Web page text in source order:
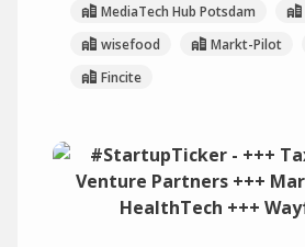
MediaTech Hub Potsdam
wisefood
Markt-Pilot
Fincite